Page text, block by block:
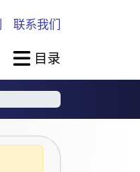
联系我们
目录